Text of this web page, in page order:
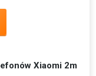
Xiaomi 2m